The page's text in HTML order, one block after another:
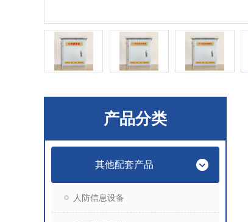
产品分类
其他配套产品
人防信息设备